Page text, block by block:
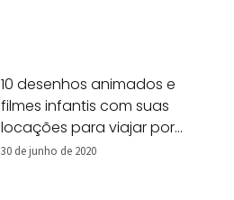
10 desenhos animados e
filmes infantis com suas
locações para viajar por
Nova York!
30 de junho de 2020